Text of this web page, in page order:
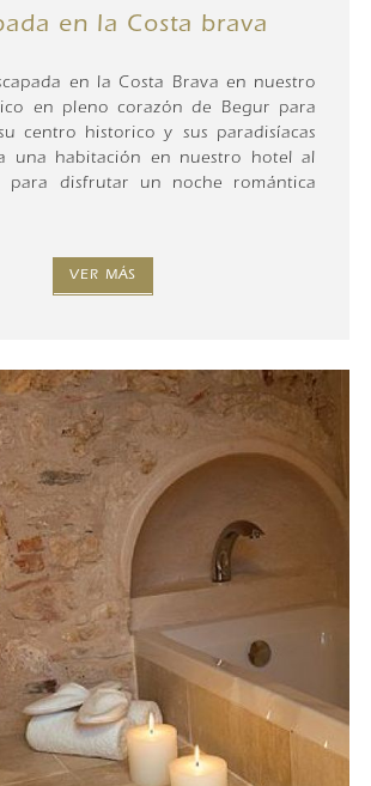
en la Costa brava
en la Costa Brava en nuestro
en pleno corazón de Begur para
centro historico y sus paradisíacas
una habitación en nuestro hotel al
para disfrutar un noche romántica
VER MÁS